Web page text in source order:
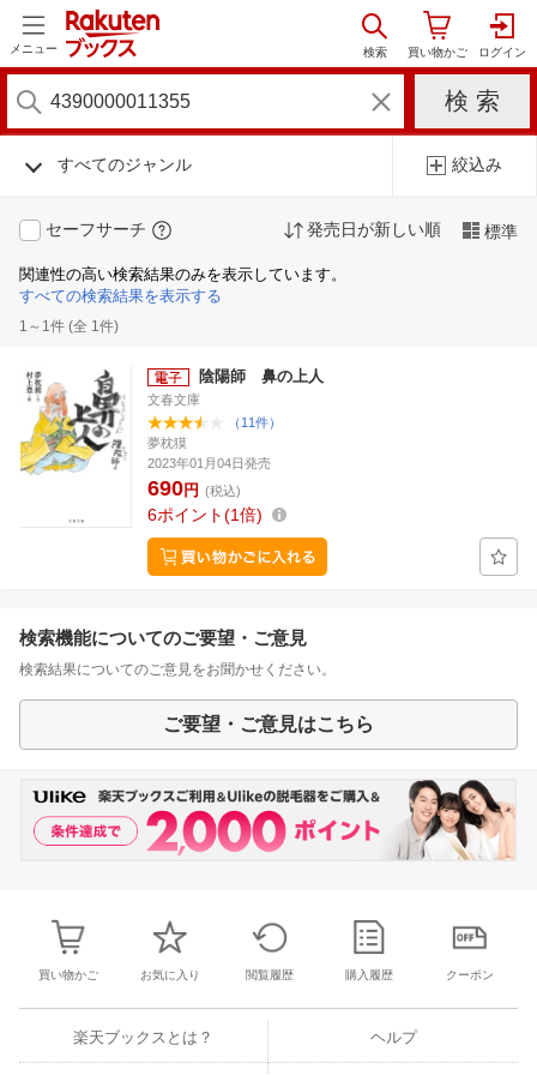
メニュー
すべてのジャンル 絞込み
セーフサーチ 発売日が新しい順 標準
関連性の高い検索結果のみを表示しています。
すべての検索結果を表示する
1～1件 (全 1件)
陰陽師 鼻の上人
文春文庫
（11件）
夢枕獏
2023年01月04日発売
690円 (税込)
6ポイント 1倍
検索機能についてのご要望・ご意見
検索結果についてのご意見をお聞かせください。
ご要望・ご意見はこちら
買い物かご お気に入り 閲覧履歴 購入履歴 クーポン
楽天ブックスとは？ ヘルプ